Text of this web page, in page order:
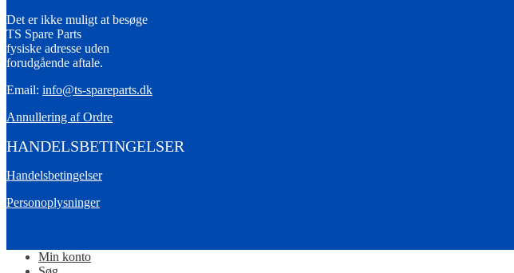
Det er ikke muligt at besøge
TS Spare Parts
fysiske adresse uden
forudgående aftale.
Email: info@ts-spareparts.dk
Annullering af Ordre
HANDELSBETINGELSER
Handelsbetingelser
Personoplysninger
Min konto